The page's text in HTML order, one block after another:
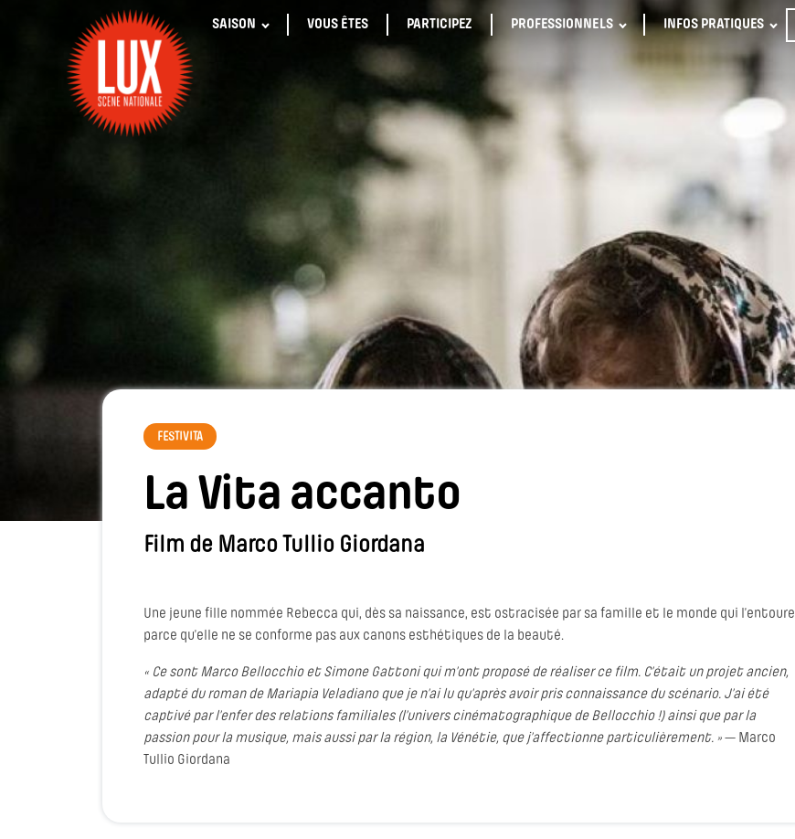
SAISON VOUS ÊTES PARTICIPEZ PROFESSIONNELS INFOS PRATIQUES
FESTIVITA
La Vita accanto
Film de Marco Tullio Giordana
Une jeune fille nommée Rebecca qui, dès sa naissance, est ostracisée par sa famille et le monde qui l’entoure
parce qu’elle ne se conforme pas aux canons esthétiques de la beauté.
« Ce sont Marco Bellocchio et Simone Gattoni qui m’ont proposé de réaliser ce film. C’était un projet ancien,
adapté du roman de Mariapia Veladiano que je n’ai lu qu’après avoir pris connaissance du scénario. J’ai été
captivé par l’enfer des relations familiales (l’univers cinématographique de Bellocchio !) ainsi que par la
passion pour la musique, mais aussi par la région, la Vénétie, que j’affectionne particulièrement. »— Marco
Tullio Giordana